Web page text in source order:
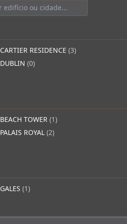
CARTIER RESIDENCE (3)
DUBLIN (0)
BEACH TOWER (1)
PALAIS ROYAL (2)
GALES (1)